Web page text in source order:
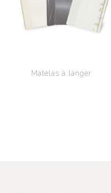
Matelas à langer